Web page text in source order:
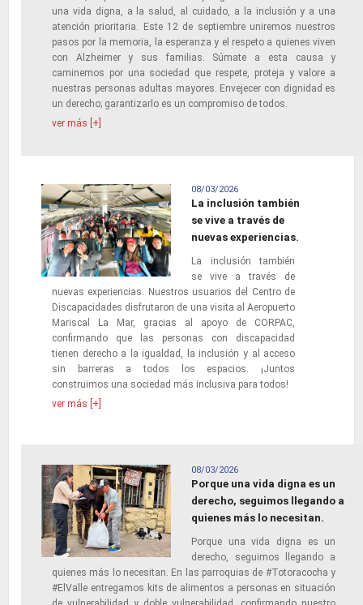
una vida digna, a la salud, al cuidado, a la inclusión y a una
atención prioritaria. Este 12 de septiembre uniremos nuestros
pasos por la memoria, la esperanza y el respeto a quienes viven
con Alzheimer y sus familias. Súmate a esta causa y
caminemos por una sociedad que respete, proteja y valore a
nuestras personas adultas mayores. Envejecer con dignidad es
un derecho; garantizarlo es un compromiso de todos.
ver más [+]
08/03/2026
La inclusión también
se vive a través de
nuevas experiencias.
La inclusión también
se vive a través de
nuevas experiencias. Nuestros usuarios del Centro de
Discapacidades disfrutaron de una visita al Aeropuerto
Mariscal La Mar, gracias al apoyo de CORPAC,
confirmando que las personas con discapacidad
tienen derecho a la igualdad, la inclusión y al acceso
sin barreras a todos los espacios. ¡Juntos
construimos una sociedad más inclusiva para todos!
ver más [+]
08/03/2026
Porque una vida digna es un
derecho, seguimos llegando a
quienes más lo necesitan.
Porque una vida digna es un
derecho, seguimos llegando a
quienes más lo necesitan. En las parroquias de #Totoracocha y
#ElValle entregamos kits de alimentos a personas en situación